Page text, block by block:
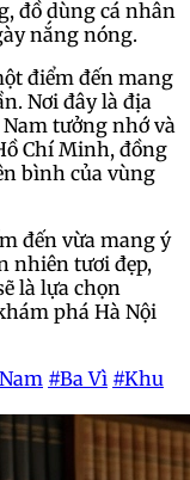
đồ dùng cá nhân
nắng nóng.
điểm đến mang
Nơi đây là địa
tưởng nhớ và
Chí Minh, đồng
bình của vùng
đến vừa mang ý
nhiên tươi đẹp,
là lựa chọn
phá Hà Nội
#Ba Vì #Khu